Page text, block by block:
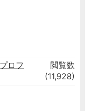
ロフ
閲覧数
(11,928)